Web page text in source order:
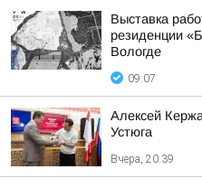
Выставка
резиденции
Вологде
09:07
Алексей
Устюга
Вчера, 20:39